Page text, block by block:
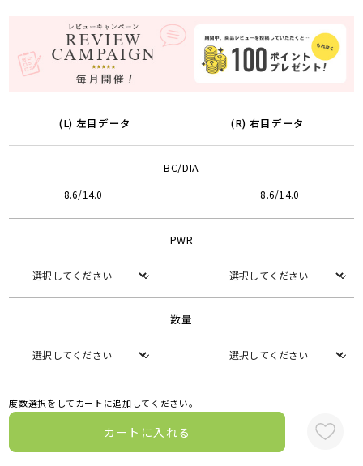
(L) 左目データ (R) 右目データ
BC/DIA
8.6/14.0 8.6/14.0
PWR
数量
度数選択をしてカートに追加してください。
カートに入れる